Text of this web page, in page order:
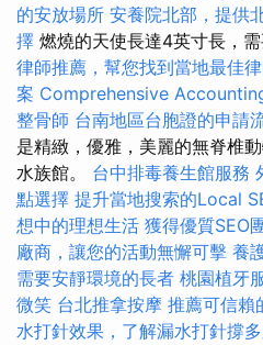
的安放場所 安養院北部，提供
擇 燃燒的天使長達4英寸長，
律師推薦，幫您找到當地最佳
案 Comprehensive
整骨師 台南地區台胞證的申請
是精緻，優雅，美麗的無脊椎
水族館。 台中排毒養生館服務
點選擇 提升當地搜索的Local
想中的理想生活 獲得優質SEO
廠商，讓您的活動無懈可擊 養
需要安靜環境的長者 桃園植牙
微笑 台北推拿按摩 推薦可信賴
水打針效果，了解漏水打針撐